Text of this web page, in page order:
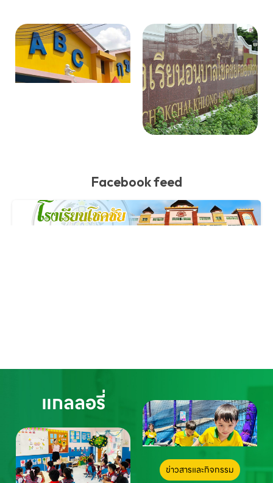
Facebook feed
แกลลอรี่
ข่าวสารและกิจกรรม